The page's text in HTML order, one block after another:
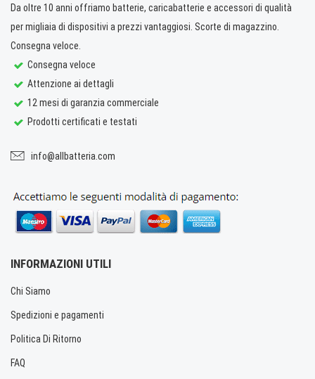
Da oltre 10 anni offriamo batterie, caricabatterie e accessori di qualità
per migliaia di dispositivi a prezzi vantaggiosi. Scorte di magazzino.
Consegna veloce.
Consegna veloce
Attenzione ai dettagli
12 mesi di garanzia commerciale
Prodotti certificati e testati
info@allbatteria.com
INFORMAZIONI UTILI
Chi Siamo
Spedizioni e pagamenti
Politica Di Ritorno
FAQ